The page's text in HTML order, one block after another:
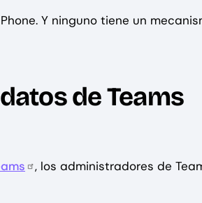
Y ninguno tiene un
de Teams
, los administradores de